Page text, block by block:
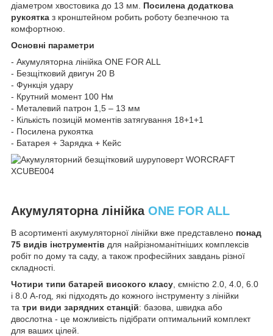
діаметром хвостовика до 13 мм. Посилена додаткова
рукоятка з кронштейном робить роботу безпечною та
комфортною.
Основні параметри
- Акумуляторна лінійка ONE FOR ALL
- Безщітковий двигун 20 В
- Функція удару
- Крутний момент 100 Нм
- Металевий патрон 1,5 – 13 мм
- Кількість позицій моментів затягування 18+1+1
- Посилена рукоятка
- Батарея + Зарядка + Кейс
Акумуляторна лінійка ONE FOR ALL
В асортименті акумуляторної лінійки вже представлено понад
75 видів інструментів для найрізноманітніших комплексів
робіт по дому та саду, а також професійних завдань різної
складності.
Чотири типи батарей високого класу , ємністю 2.0, 4.0, 6.0
і 8.0 А-год, які підходять до кожного інструменту з лінійки
та три види зарядних станцій: базова, швидка або
двослотна - це можливість підібрати оптимальний комплект
для ваших цілей.